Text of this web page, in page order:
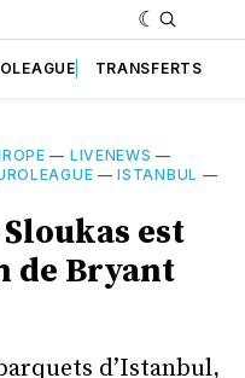
TRANSFERTS
— LIVENEWS —
—ISTANBUL —
est
de Bryant
d’Istanbul,